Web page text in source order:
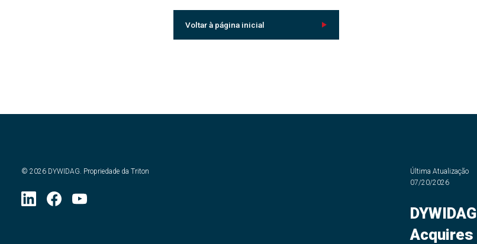
Voltar à página inicial
© 2026 DYWIDAG. Propriedade da Triton
Última Atualização
07/20/2026
DYWIDAG
Acquires